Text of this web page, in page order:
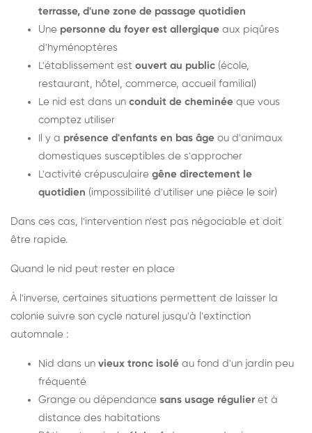
terrasse, d'une zone de passage quotidien
Une personne du foyer est allergique aux piqûres
d'hyménoptères
L'établissement est ouvert au public (école,
restaurant, hôtel, commerce, accueil familial)
Le nid est dans un conduit de cheminée que vous
comptez utiliser
Il y a présence d'enfants en bas âge ou d'animaux
domestiques susceptibles de s'approcher
L'activité crépusculaire gêne directement le
quotidien (impossibilité d'utiliser une pièce le soir)
Dans ces cas, l'intervention n'est pas négociable et doit
être rapide.
Quand le nid peut rester en place
À l'inverse, certaines situations permettent de laisser la
colonie suivre son cycle naturel jusqu'à l'extinction
automnale :
Nid dans un vieux tronc isolé au fond d'un jardin peu
fréquenté
Grange ou dépendance sans usage régulier et à
distance des habitations